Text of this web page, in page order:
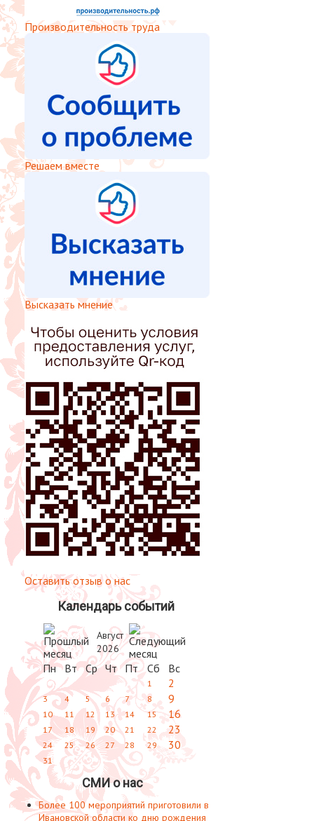
Производительность труда
Решаем вместе
Высказать мнение
Оставить отзыв о нас
Календарь событий
Август
2026
Пн Вт Ср Чт Пт Сб Вс
1 2
3 4 5 6 7 8 9
10 11 12 13 14 15 16
17 18 19 20 21 22 23
24 25 26 27 28 29 30
31
СМИ о нас
Более 100 мероприятий приготовили в
Ивановской области ко дню рождения